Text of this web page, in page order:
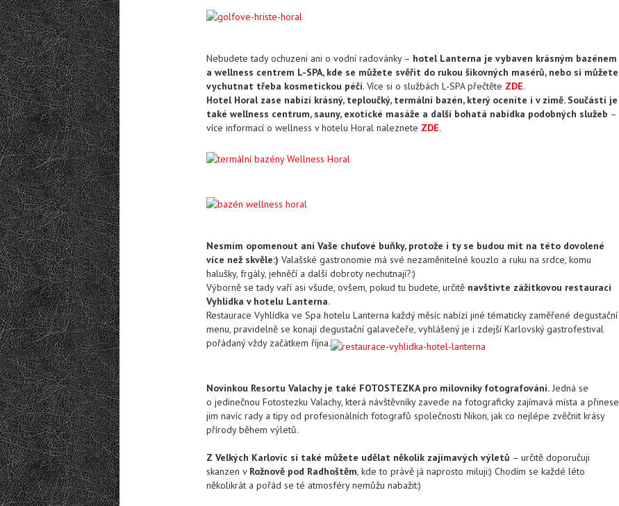
Nebudete tady ochuzeni ani o vodní radovánky – hotel Lanterna je vybaven krásným bazénem
a wellness centrem L-SPA, kde se můžete svěřit do rukou šikovných masérů, nebo si můžete
vychutnat třeba kosmetickou péči. Více si o službách L-SPA přečtěte ZDE.
Hotel Horal zase nabízí krásný, teploučký, termální bazén, který oceníte i v zimě. Součástí je
také wellness centrum, sauny, exotické masáže a další bohatá nabídka podobných služeb –
více informací o wellness v hotelu Horal naleznete ZDE.
Nesmím opomenout ani Vaše chuťové buňky, protože i ty se budou mít na této dovolené
více než skvěle:) Valašské gastronomie má své nezaměnitelné kouzlo a ruku na srdce, komu
halušky, frgály, jehněčí a další dobroty nechutnají?:)
Výborně se tady vaří asi všude, ovšem, pokud tu budete, určitě navštivte zážitkovou restauraci
Vyhlídka v hotelu Lanterna.
Restaurace Vyhlídka ve Spa hotelu Lanterna každý měsíc nabízí jiné tématicky zaměřené degustační
menu, pravidelně se konají degustační galavečeře, vyhlášený je i zdejší Karlovský gastrofestival
pořádaný vždy začátkem října.
Novinkou Resortu Valachy je také FOTOSTEZKA pro milovníky fotografování. Jedná se
o jedinečnou Fotostezku Valachy, která návštěvníky zavede na fotograficky zajímavá místa a přinese
jim navíc rady a tipy od profesionálních fotografů společnosti Nikon, jak co nejlépe zvěčnit krásy
přírody během výletů.
Z Velkých Karlovic si také můžete udělat několik zajímavých výletů – určitě doporučuji
skanzen v Rožnově pod Radhoštěm, kde to právě já naprosto miluji:) Chodím se každé léto
několikrát a pořád se té atmosféry nemůžu nabažit:)